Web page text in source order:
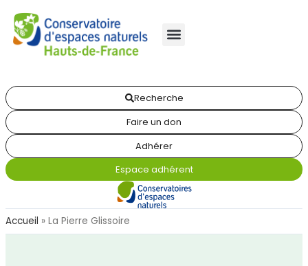
Recherche
Faire un don
Adhérer
Espace adhérent
Accueil » La Pierre Glissoire